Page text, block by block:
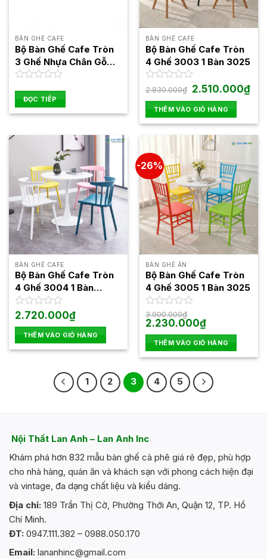
BÀN GHẾ CAFE
Bộ Bàn Ghế Cafe Tròn
3 Ghế Nhựa Chân Gỗ
BBCF86
xếp
hạng
0
sao
ĐỌC TIẾP
BÀN GHẾ CAFE
Bộ Bàn Ghế Cafe Tròn
4 Ghế 3003 1 Bàn 3025
Được
hạng
0
5
sao
2.830.000₫ Giá
gốc
là:
2.830.000₫.
2.510.000₫Giá
hiện
THÊM VÀO GIỎ HÀNG
BÀN GHẾ CAFE
Bộ Bàn Ghế Cafe Tròn
4 Ghế 3004 1 Bàn
1545F
Được
hạng
0
5
2.720.000₫
THÊM VÀO GIỎ HÀNG
-26%
BÀN GHẾ ĂN
Bộ Bàn Ghế Cafe Tròn
4 Ghế 3005 1 Bàn 3025
Được
xếp
hạng
0
5
sao
3.000.000₫
Giá
gốc
là:
3.000.000₫.
2.230.000₫Giá
hiện
tại
là:
2.230.000₫.
THÊM VÀO GIỎ HÀNG
1 2 3 4 5
Nội Thất Lan Anh – Lan Anh Inc
Khám phá hơn 832 mẫu bàn ghế cà phê giá rẻ đẹp, phù hợp
cho nhà hàng, quán ăn và khách sạn với phong cách hiện đại
và vintage, đa dạng chất liệu và kiểu dáng.
Địa chỉ: 189 Trần Thị Cờ, Phường Thới An, Quận 12, TP. Hồ
Chí Minh.
ĐT: 0947.111.382 – 0988.050.170
Email: lananhinc@gmail.com